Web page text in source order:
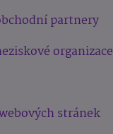
partnery
organizace
stránek